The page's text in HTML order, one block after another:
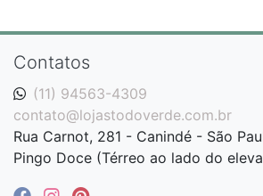
Contatos
(11) 94563-4309
contato@lojastodoverde.com.br
Rua Carnot, 281 - Canindé - São
Pingo Doce (Térreo ao lado do